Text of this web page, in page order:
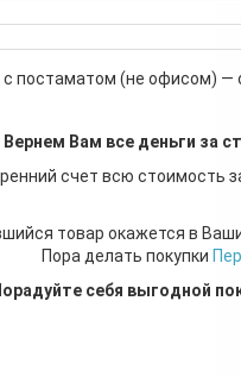
постаматом (не офисом) —
Вернем Вам все деньги за
счет всю стоимость
товар окажется в
Пора делать покупки
себя выгодной